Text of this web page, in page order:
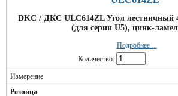
DKC / ДКС ULC614ZL Угол лестничный
(для серии U5), цинк-
Подробнее ...
Количество: